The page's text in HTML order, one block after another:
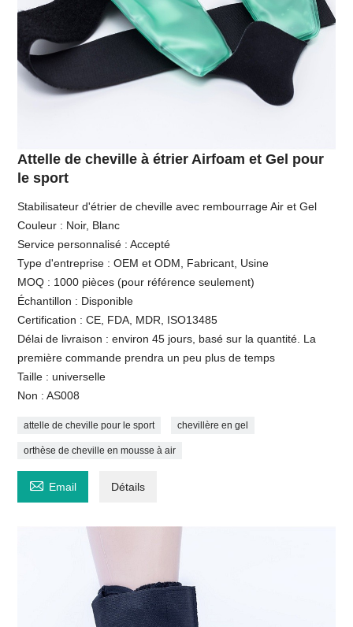
Attelle de cheville à étrier Airfoam et Gel pour
le sport
Stabilisateur d'étrier de cheville avec rembourrage Air et Gel
Couleur : Noir, Blanc
Service personnalisé : Accepté
Type d'entreprise : OEM et ODM, Fabricant, Usine
MOQ : 1000 pièces (pour référence seulement)
Échantillon : Disponible
Certification : CE, FDA, MDR, ISO13485
Délai de livraison : environ 45 jours, basé sur la quantité. La
première commande prendra un peu plus de temps
Taille : universelle
Non : AS008
attelle de cheville pour le sport chevillère en gel
orthèse de cheville en mousse à air
 Email Détails